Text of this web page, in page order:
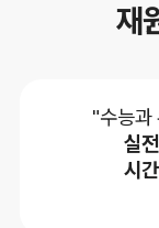
재
"수능과
실
시